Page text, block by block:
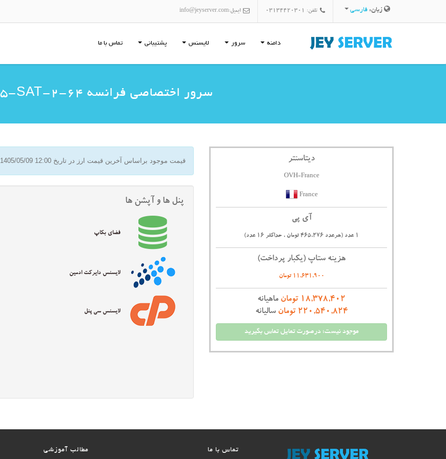
زبان: فارسی تلفن: 03134420301 ایمیل:info@jeyserver.com
دامنه سرور لایسنس پشتیبانی تماس با ما
سرور اختصاصی فرانسه E5-SAT-2-64
قیمت موجود براساس آخرین قیمت ارز در تاریخ 1405/05/09 12:00
پنل ها و آپشن ها
فضای بکاپ
لایسنس دایرکت ادمین
لایسنس سی پنل
دیتاسنتر
OVH-France
France
آی پی
1 عدد (هرعدد 465,276 تومان , حداکثر 16 عدد)
هزینه ستاپ (یکبار پرداخت)
11,631,900 تومان
18,378,402 تومان
ماهیانه
220,540,824 تومان
سالیانه
موجود نیست؛ درصورت تمایل تماس بگیرید
تماس با ما مطالب آموزشی